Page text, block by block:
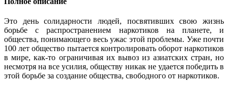
Это день солидарности людей, посвятивших свою жизнь
борьбе с распространением наркотиков на планете, и
общества, понимающего весь ужас этой проблемы. Уже почти
100 лет общество пытается контролировать оборот наркотиков
в мире, как-то ограничивая их вывоз из азиатских стран, но
несмотря на все усилия, обществу никак не удается победить в
этой борьбе за создание общества, свободного от наркотиков.